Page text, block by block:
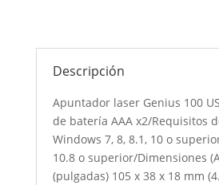
Descripción
Apuntador laser Genius 100
de batería AAA x2/Requisitos
Windows 7, 8, 8.1, 10 o
10.8 o superior/Dimensiones
(pulgadas) 105 x 38 x 18 mm